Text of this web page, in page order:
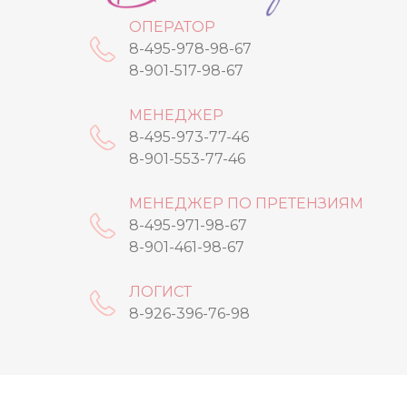
ОПЕРАТОР
8-495-978-98-67
8-901-517-98-67
МЕНЕДЖЕР
8-495-973-77-46
8-901-553-77-46
МЕНЕДЖЕР ПО ПРЕТЕНЗИЯМ
8-495-971-98-67
8-901-461-98-67
ЛОГИСТ
8-926-396-76-98